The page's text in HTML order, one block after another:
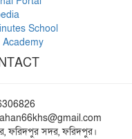
School
Academy
ফরিদপুর সদর, ফরিদপুর।